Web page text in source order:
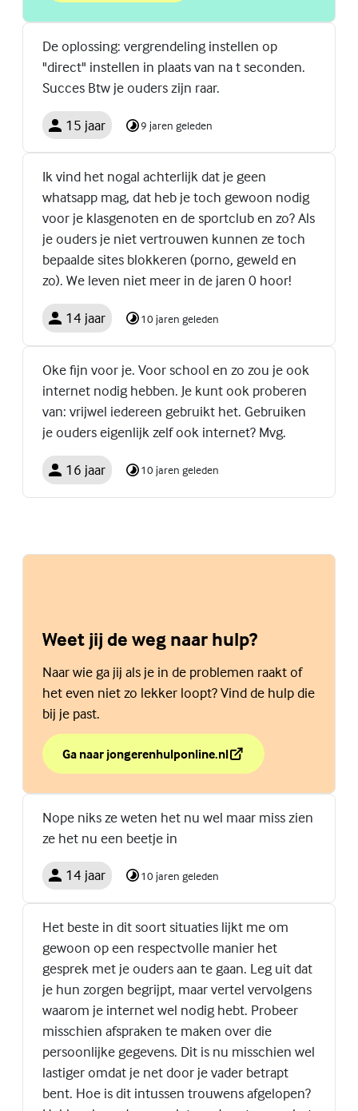
De oplossing: vergrendeling instellen op
"direct" instellen in plaats van na t seconden.
Succes Btw je ouders zijn raar.
15 jaar 9 jaren geleden
Ik vind het nogal achterlijk dat je geen
whatsapp mag, dat heb je toch gewoon nodig
voor je klasgenoten en de sportclub en zo? Als
je ouders je niet vertrouwen kunnen ze toch
bepaalde sites blokkeren (porno, geweld en
zo). We leven niet meer in de jaren 0 hoor!
14 jaar 10 jaren geleden
Oke fijn voor je. Voor school en zo zou je ook
internet nodig hebben. Je kunt ook proberen
van: vrijwel iedereen gebruikt het. Gebruiken
je ouders eigenlijk zelf ook internet? Mvg.
16 jaar 10 jaren geleden
Weet jij de weg naar hulp?
Naar wie ga jij als je in de problemen raakt of
het even niet zo lekker loopt? Vind de hulp die
bij je past.
Ga naar jongerenhulponline.nl
over Weet jij de weg naar hulp?
(Externe link)
Nope niks ze weten het nu wel maar miss zien
ze het nu een beetje in
14 jaar 10 jaren geleden
Het beste in dit soort situaties lijkt me om
gewoon op een respectvolle manier het
gesprek met je ouders aan te gaan. Leg uit dat
je hun zorgen begrijpt, maar vertel vervolgens
waarom je internet wel nodig hebt. Probeer
misschien afspraken te maken over die
persoonlijke gegevens. Dit is nu misschien wel
lastiger omdat je net door je vader betrapt
bent. Hoe is dit intussen trouwens afgelopen?